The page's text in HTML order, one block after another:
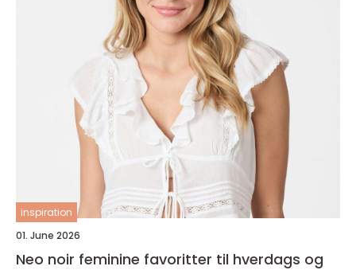
inspiration
01. June 2026
Neo noir feminine favoritter til hverdags og